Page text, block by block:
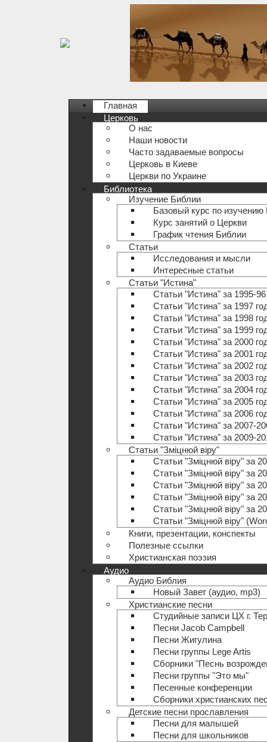
Главная
Церковь
О нас
Наши новости
Часто задаваемые вопросы
Церковь в Киеве
Церкви по Украине
Библиотека
Изучение Библии
Базовый курс по изучению
Курс занятий о Церкви
График чтения Библии
Статьи
Исследования и мысли
Интересные статьи
Статьи "Истина"
Статьи "Истина" за 1995-
Статьи "Истина" за 1997
Статьи "Истина" за 1998
Статьи "Истина" за 1999
Статьи "Истина" за 2000
Статьи "Истина" за 2001
Статьи "Истина" за 2002
Статьи "Истина" за 2003
Статьи "Истина" за 2004
Статьи "Истина" за 2005
Статьи "Истина" за 2006
Статьи "Истина" за 2007-
Статьи "Истина" за 2009-
Статьи "Зміцнюй віру"
Статьи "Зміцнюй віру" за
Статьи "Зміцнюй віру" за
Статьи "Зміцнюй віру" за
Статьи "Зміцнюй віру" за
Статьи "Зміцнюй віру" за
Статьи "Зміцнюй віру"
Книги, презентации, конспекты
Полезные ccылки
Христианская поэзия
Аудио
Аудио Библия
Новый Завет (аудио, mp3)
Христианские песни
Студийные записи ЦХ г.
Песни Jacob Campbell
Песни Жигулина
Песни группы Lege Artis
Сборники "Песнь
Песни группы "Это мы"
Песенные конференции
Сборники христианских
Детские песни прославления
Песни для малышей
Песни для школьников